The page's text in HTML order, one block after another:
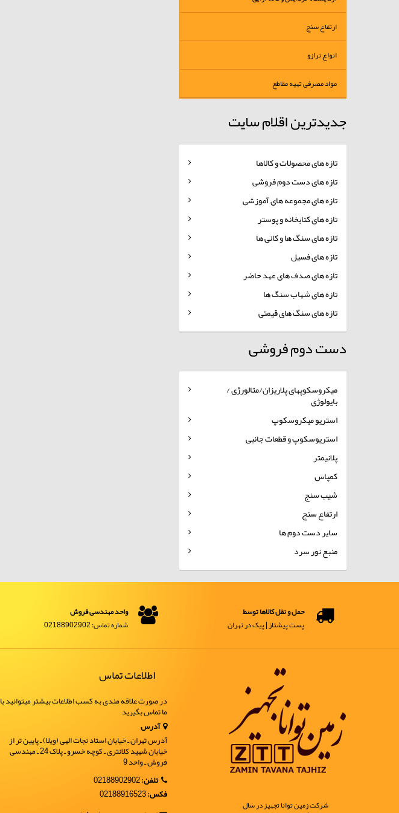
ارتفاع سنج
انواع ترازو
مواد مصرفی تهیه مقاطع
جدیدترین اقلام سایت
تازه های محصولات و کالاها
تازه های دست دوم فروشی
تازه های مجموعه های آموزشی
تازه های کتابخانه و پوستر
تازه های سنگ ها و کانی ها
تازه های فسیل
تازه های صدف های عهد حاضر
تازه های شهاب سنگ ها
تازه های سنگ های قیمتی
دست دوم فروشی
میکروسکوپهای پلاریزان/متالورژی /
بایولوژی
استریو میکروسکوپ
استریوسکوپ و قطعات جانبی
پلانیمتر
کمپاس
شیب سنج
ارتفاع سنج
سایر دست دوم ها
منبع نور سرد
حمل و نقل کالاها توسط
پست پیشتاز | پیک در تهران
واحد مهندسی فروش
شماره تماس: 02188902902
شرکت زمین توانا تجهیز در سال
اطلاعات تماس
در صورت علاقه مندی به کسب اطلاعات بیشتر میتوانید با
ما تماس بگیرید
آدرس
آدرس تهران ـ خیابان استاد نجات الهی (ویلا) ـ پایین تر از
خیابان شهید کلانتری ـ کوچه خسرو ـ پلاک 24 ـ مهندسی
فروش ـ واحد 9
تلفن:02188902902
فکس:02188916523